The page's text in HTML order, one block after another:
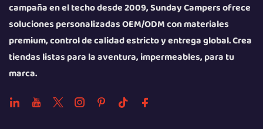
campaña en el techo desde 2009, Sunday Campers ofrece
soluciones personalizadas OEM/ODM con materiales
premium, control de calidad estricto y entrega global. Crea
tiendas listas para la aventura, impermeables, para tu
marca.